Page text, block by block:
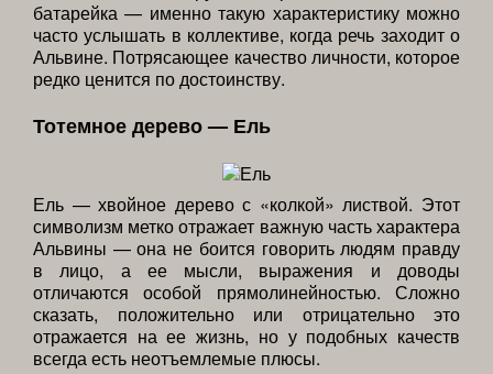
батарейка — именно такую характеристику можно
часто услышать в коллективе, когда речь заходит о
Альвине. Потрясающее качество личности, которое
редко ценится по достоинству.
Тотемное дерево — Ель
Ель — хвойное дерево с «колкой» листвой. Этот
символизм метко отражает важную часть характера
Альвины — она не боится говорить людям правду
в лицо, а ее мысли, выражения и доводы
отличаются особой прямолинейностью. Сложно
сказать, положительно или отрицательно это
отражается на ее жизнь, но у подобных качеств
всегда есть неотъемлемые плюсы.